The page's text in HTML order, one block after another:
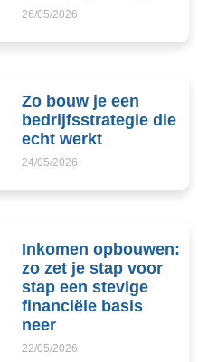
26/05/2026
Zo bouw je een
bedrijfsstrategie die
echt werkt
24/05/2026
Inkomen opbouwen:
zo zet je stap voor
stap een stevige
financiële basis
neer
22/05/2026